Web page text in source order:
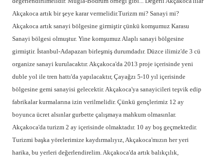
Akçakoca artık bir şeye karar vermelidir.Turizm mi? Sanayi mi?
Akçakoca artık sanayi bölgesine girmiştir çünkü komşumuz Karasu
Sanayi bölgesi olmuştur. Yine komşumuz Alaplı sanayi bölgesine
girmiştir. İstanbul-Adapazarı birleşmiş durumdadır. Düzce ilimiz'de 3 cü
organize sanayi kurulacaktır. Akçakoca'da 2013 proje içerisinde yeni
duble yol ile tren hattı'da yapılacaktır, Çayağzı 5-10 yıl içerisinde
bölgesine gemi sanayisi gelecektir. Akçakoca'ya sanayicileri teşvik edip
fabrikalar kurmalarına izin verilmelidir. Çünkü gençlerimiz 12 ay
boyunca ücret alsınlar gurbette çalışmaya mahkum olmasınlar.
Akçakoca'da turizm 2 ay içerisinde olmaktadır. 10 ay boş geçmektedir.
Turizmi başka yörelerimize kaydırmalıyız, Akçakoca'mızın her yeri
harika, bu yerleri değerlendirelim. Akçakoca'da artık balıkçılık,